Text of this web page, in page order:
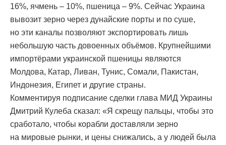
16%, ячмень – 10%, пшеница – 9%. Сейчас Украина
вывозит зерно через дунайские порты и по суше,
но эти каналы позволяют экспортировать лишь
небольшую часть довоенных объёмов. Крупнейшими
импортёрами украинской пшеницы являются
Молдова, Катар, Ливан, Тунис, Сомали, Пакистан,
Индонезия, Египет и другие страны.
Комментируя подписание сделки глава МИД Украины
Дмитрий Кулеба сказал: «Я скрещу пальцы, чтобы это
сработало, чтобы корабли доставляли зерно
на мировые рынки, и цены снижались, а у людей была